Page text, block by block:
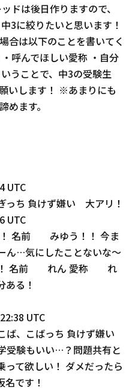
ドは後日作りますので、
3に絞りたいと思います！
合は以下のことを書いてく
呼んでほしい愛称 ・自分
うことで、中3の受験生
いします！ ※あまりにも
めます。
UTC
ち 負けず嫌い 大アリ！
UTC
！ 名前 みゆう！！ 今ま
ん…気にしたことないな〜
！ 名前 れん 愛称 れ
る！
UTC
、こばっち 負けず嫌い
受験もいい…？問題共有と
って欲しい！ ダメだったら
です！